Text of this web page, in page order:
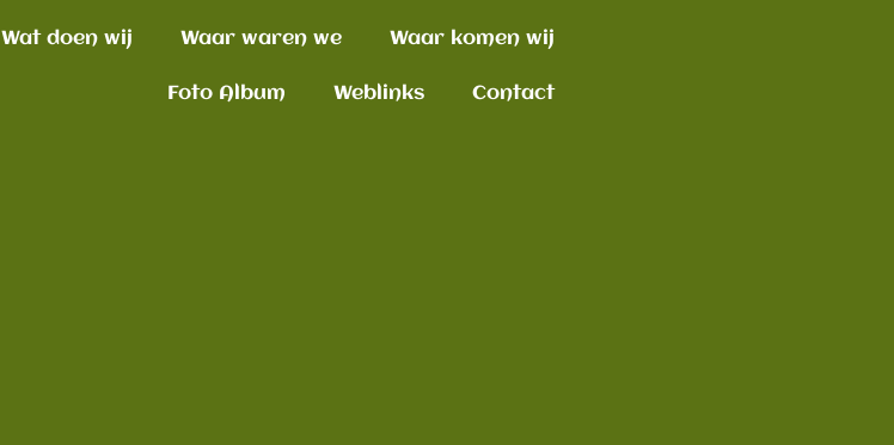
Wat doen wij Waar waren we Waar komen wij
Foto Album Weblinks Contact